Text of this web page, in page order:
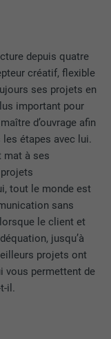
depuis quatre
créatif, flexible
ses projets en
important pour
d’ouvrage afin
étapes avec lui.
mat à ses
tout le monde est
sans
le client et
jusqu’à
projets ont
vous permettent de
il.